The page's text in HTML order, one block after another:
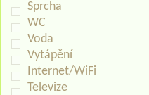
Sprcha
WC
Voda
Vytápění
Internet/WiFi
Televize